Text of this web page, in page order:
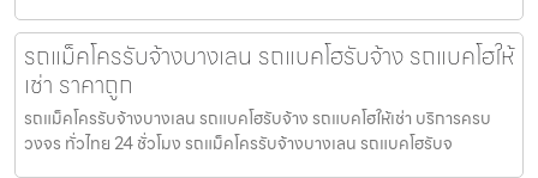
รถแม็คโครรับจ้างบางเลน รถแบคโฮรับจ้าง รถแบคโฮให้
เช่า ราคาถูก
รถแม็คโครรับจ้างบางเลน รถแบคโฮรับจ้าง รถแบคโฮให้เช่า บริการครบ
วงจร ทั่วไทย 24 ชั่วโมง รถแม็คโครรับจ้างบางเลน รถแบคโฮรับจ